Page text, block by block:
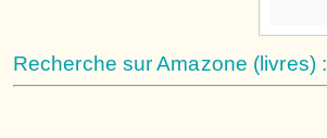
Recherche sur Amazone (livres) :